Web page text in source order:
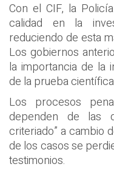
Con el CIF, la
calidad en la
reduciendo de esta
Los gobiernos
la importancia de la
de la prueba
Los procesos
dependen de las
criteriado” a cambio
de los casos se
testimonios.